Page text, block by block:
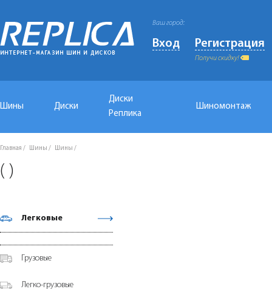
Ваш город:
Вход Регистрация
Получи скидку!
Шины Диски
Диски
Реплика
Шиномонтаж
Главная Шины Шины
( )
Легковые
Грузовые
Легко-грузовые